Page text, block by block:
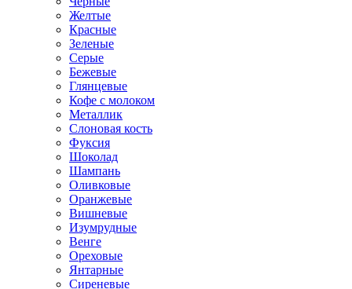
Желтые
Красные
Зеленые
Серые
Бежевые
Глянцевые
Кофе с молоком
Металлик
Слоновая кость
Фуксия
Шоколад
Шампань
Оливковые
Оранжевые
Вишневые
Изумрудные
Венге
Ореховые
Янтарные
Сиреневые